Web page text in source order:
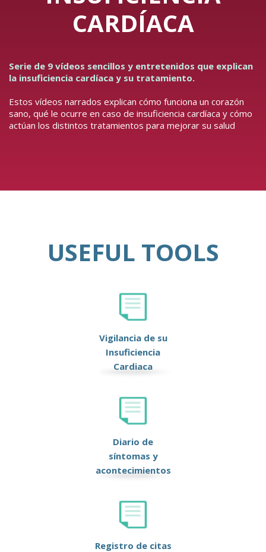
CARDÍACA
Serie de 9 vídeos sencillos y entretenidos que explican
la insuficiencia cardíaca y su tratamiento.
Estos vídeos narrados explican cómo funciona un corazón
sano, qué le ocurre en caso de insuficiencia cardíaca y cómo
actúan los distintos tratamientos para mejorar su salud
USEFUL TOOLS
Vigilancia de su
Insuficiencia
Cardiaca
Diario de
síntomas y
acontecimientos
Registro de citas